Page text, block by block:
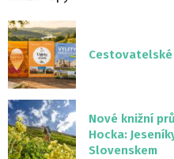
Nové knižní
Hocka:
Slovenskem